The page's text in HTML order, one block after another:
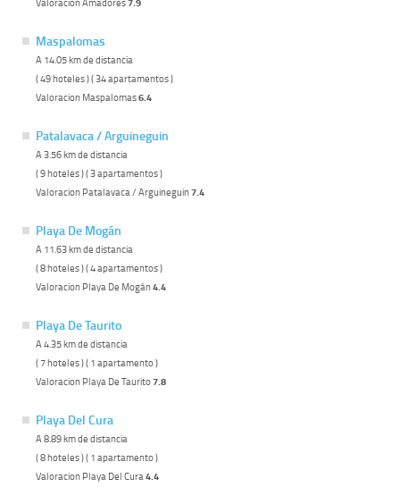
Maspalomas
A 14.05 km de distancia
( 49 hoteles ) ( 34 apartamentos )
Valoracion Maspalomas6.4
Patalavaca / Arguineguin
A 3.56 km de distancia
( 9 hoteles ) ( 3 apartamentos )
Valoracion Patalavaca / Arguineguin7.4
Playa De Mogán
A 11.63 km de distancia
( 8 hoteles ) ( 4 apartamentos )
Valoracion Playa De Mogán4.4
Playa De Taurito
A 4.35 km de distancia
( 7 hoteles ) ( 1 apartamento )
Valoracion Playa De Taurito7.8
Playa Del Cura
A 8.89 km de distancia
( 8 hoteles ) ( 1 apartamento )
Valoracion Playa Del Cura4.4